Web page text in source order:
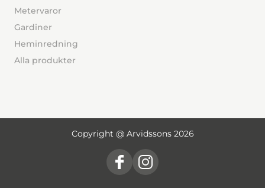
Metervaror
Gardiner
Heminredning
Alla produkter
Copyright @ Arvidssons 2026